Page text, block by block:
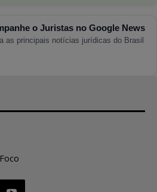
o Juristas no Google News
as principais notícias jurídicas do Brasil